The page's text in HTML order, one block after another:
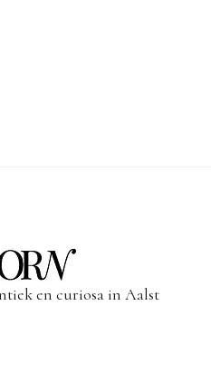
en curiosa in Aalst